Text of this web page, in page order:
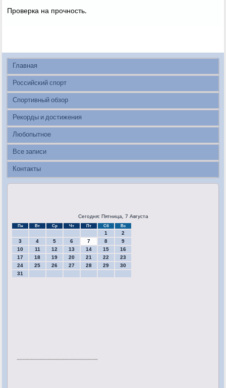
Проверка на прочность.
Главная
Российский спорт
Спортивный обзор
Рекорды и достижения
Любопытное
Все записи
Контакты
Сегодня: Пятница, 7 Августа
Пн Вт Ср Чт Пт Сб Вс
1
2
3
4 5 6 7 8
9
10
11 12 13 14 15
16
17
18 19 20 21 22
23
24
25 26 27 28 29
30
31